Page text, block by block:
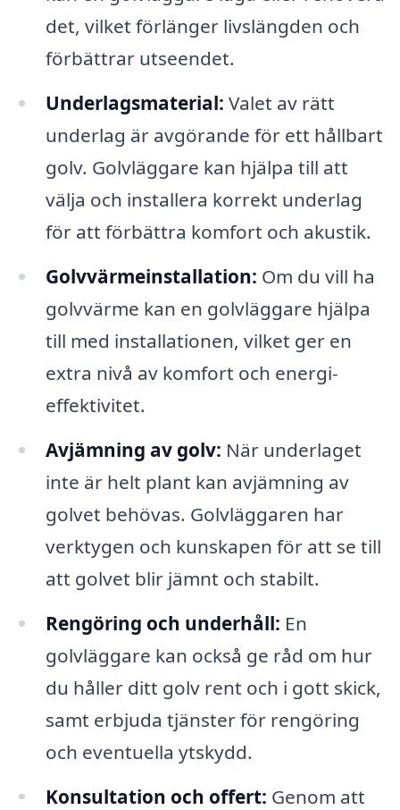
det, vilket förlänger livslängden och
förbättrar utseendet.
Underlagsmaterial: Valet av rätt
underlag är avgörande för ett hållbart
golv. Golvläggare kan hjälpa till att
välja och installera korrekt underlag
för att förbättra komfort och akustik.
Golvvärmeinstallation: Om du vill ha
golvvärme kan en golvläggare hjälpa
till med installationen, vilket ger en
extra nivå av komfort och energi-
effektivitet.
Avjämning av golv: När underlaget
inte är helt plant kan avjämning av
golvet behövas. Golvläggaren har
verktygen och kunskapen för att se till
att golvet blir jämnt och stabilt.
Rengöring och underhåll: En
golvläggare kan också ge råd om hur
du håller ditt golv rent och i gott skick,
samt erbjuda tjänster för rengöring
och eventuella ytskydd.
Konsultation och offert: Genom att